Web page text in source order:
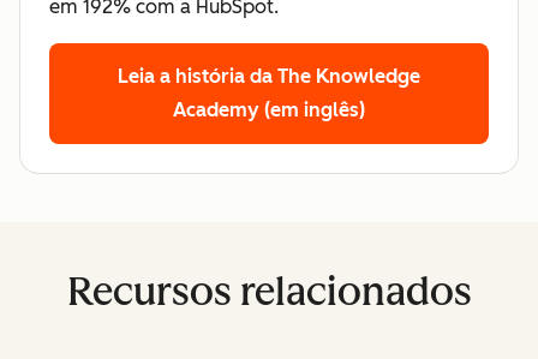
em 192% com a HubSpot.
Leia a história da The Knowledge
Academy (em inglês)
Recursos relacionados